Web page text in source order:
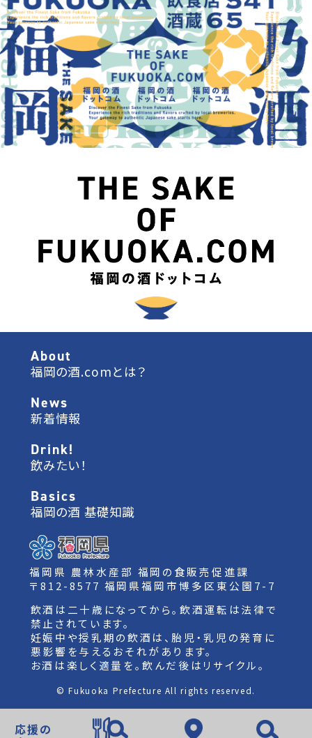
応援の
About
福岡の酒.comとは？
News
新着情報
Drink!
飲みたい！
Basics
福岡の酒 基礎知識
福岡県 農林水産部 福岡の食販売促進課
〒812-8577 福岡県福岡市博多区東公園7-7
飲酒は二十歳になってから。飲酒運転は法律で
禁止されています。
妊娠中や授乳期の飲酒は、胎児・乳児の発育に
悪影響を与えるおそれがあります。
お酒は楽しく適量を。飲んだ後はリサイクル。
© Fukuoka Prefecture All rights reserved.